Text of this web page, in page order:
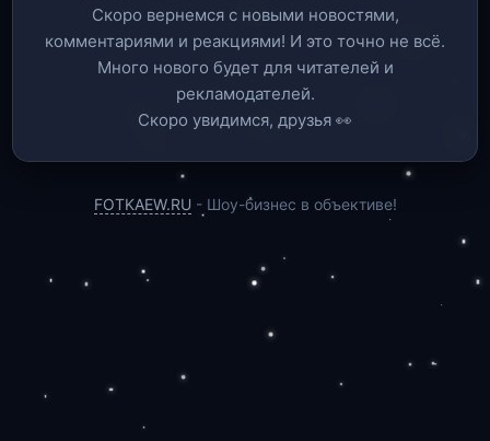
Скоро вернемся c новыми новостями,
комментариями и реакциями! И это точно не всё.
Много нового будет для читателей и
рекламодателей.
Скоро увидимся, друзья 👀
FOTKAEW.RU - Шоу-бизнес в объективе!